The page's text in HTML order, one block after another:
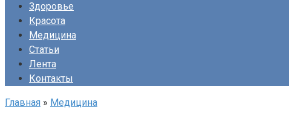
Здоровье
Красота
Медицина
Статьи
Лента
Контакты
Главная » Медицина